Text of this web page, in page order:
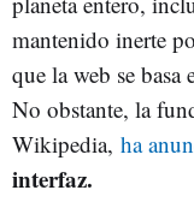
mantenido inerte
que la web se
No obstante, la
Wikipedia, ha
interfaz.